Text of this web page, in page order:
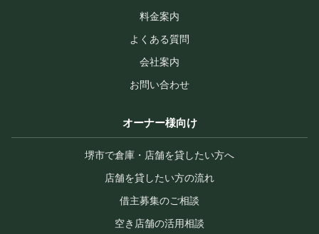
料金案内
よくある質問
会社案内
お問い合わせ
オーナー様向け
堺市で倉庫・店舗を貸したい方へ
店舗を貸したい方の流れ
借主募集のご相談
空き店舗の活用相談